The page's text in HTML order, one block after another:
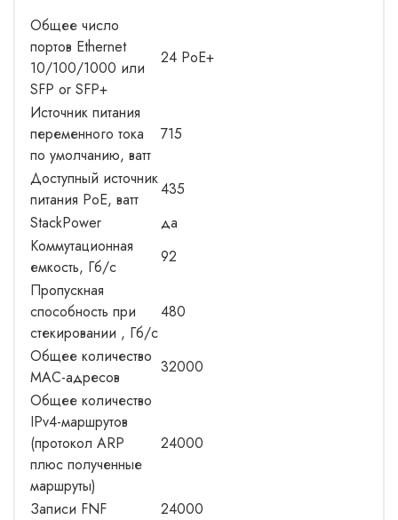
Общее число
портов Ethernet
10/100/1000 или
SFP or SFP+
24 PoE+
Источник питания
переменного тока
по умолчанию, ватт
715
Доступный источник
питания PoE, ватт
435
StackPower
да
Коммутационная
емкость, Гб/с
92
Пропускная
способность при
стекировании , Гб/с
480
Общее количество
MAC-адресов
32000
Общее количество
IPv4-маршрутов
(протокол ARP
плюс полученные
маршруты)
24000
Записи FNF
24000